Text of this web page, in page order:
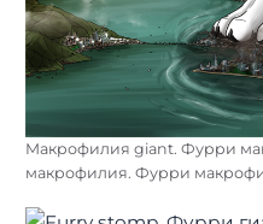
Макрофилия giant. Фурри
макрофилия. Фурри